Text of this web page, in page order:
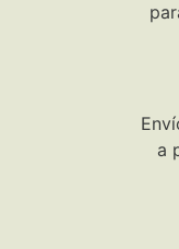
a